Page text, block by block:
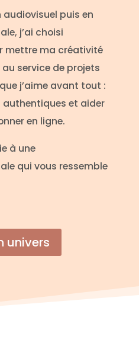
puis en
j’ai choisi
mettre ma créativité
service de projets
j’aime avant tout :
authentiques et aider
en ligne.
à une
qui vous ressemble
univers